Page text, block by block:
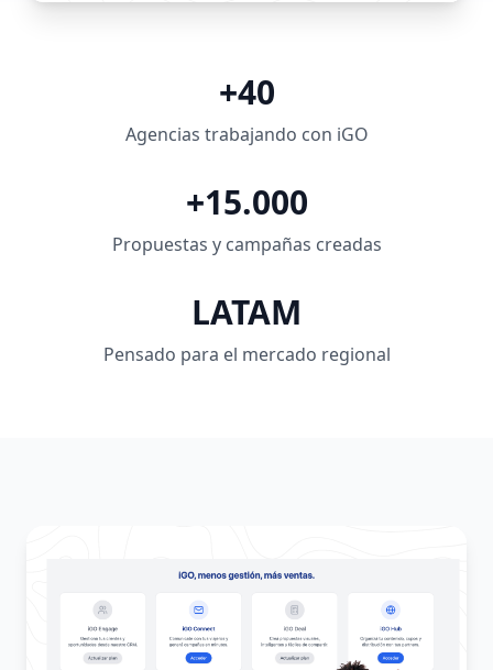
+40
Agencias trabajando con iGO
+15.000
Propuestas y campañas creadas
LATAM
Pensado para el mercado regional